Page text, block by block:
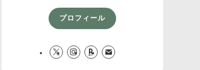
プロフィール